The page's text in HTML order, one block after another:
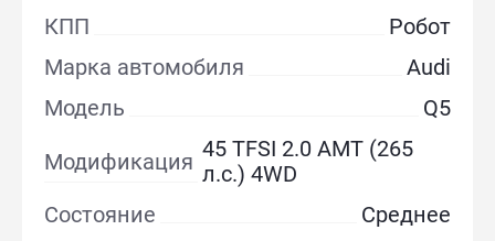
КПП
Робот
Марка автомобиля
Audi
Модель
Q5
Модификация 45 TFSI 2.0 AMT (265
л.с.) 4WD
Состояние
Среднее